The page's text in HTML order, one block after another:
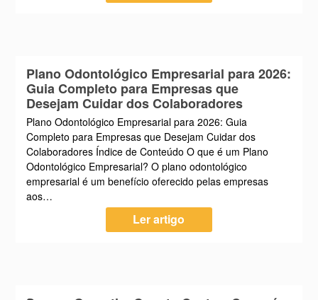
Plano Odontológico Empresarial para 2026:
Guia Completo para Empresas que
Desejam Cuidar dos Colaboradores
Plano Odontológico Empresarial para 2026: Guia
Completo para Empresas que Desejam Cuidar dos
Colaboradores Índice de Conteúdo O que é um Plano
Odontológico Empresarial? O plano odontológico
empresarial é um benefício oferecido pelas empresas
aos…
Ler artigo